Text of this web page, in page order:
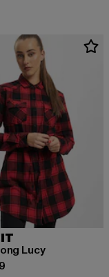
Lucy
Preis: EUR 37,99